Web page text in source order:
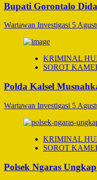
Bupati Gorontalo
Wartawan Investigasi 5
KRIMINAL
SOROT
Polda Kalsel
Wartawan Investigasi 5
KRIMINAL
SOROT
Polsek Ngaras